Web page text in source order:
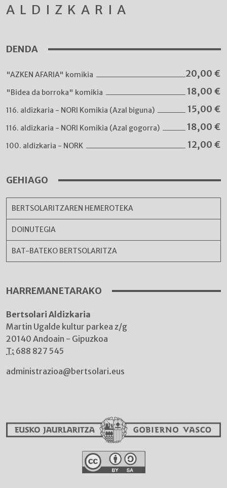
ALDIZKARIA
DENDA
"AZKEN AFARIA" komikia 20,00 €
"Bidea da borroka" komikia 18,00 €
116. aldizkaria - NORI Komikia (Azal biguna) 15,00 €
116. aldizkaria - NORI Komikia (Azal gogorra) 18,00 €
100. aldizkaria - NORK 12,00 €
GEHIAGO
BERTSOLARITZAREN HEMEROTEKA
DOINUTEGIA
BAT-BATEKO BERTSOLARITZA
HARREMANETARAKO
Bertsolari Aldizkaria
Martin Ugalde kultur parkea z/g
20140 Andoain - Gipuzkoa
T: 688 827 545
administrazioa@bertsolari.eus